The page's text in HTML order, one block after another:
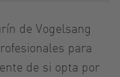
de Vogelsang
para
de si opta por